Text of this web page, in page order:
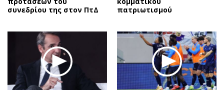
συνεδρίου της στον ΠτΔ
πατριωτισμού